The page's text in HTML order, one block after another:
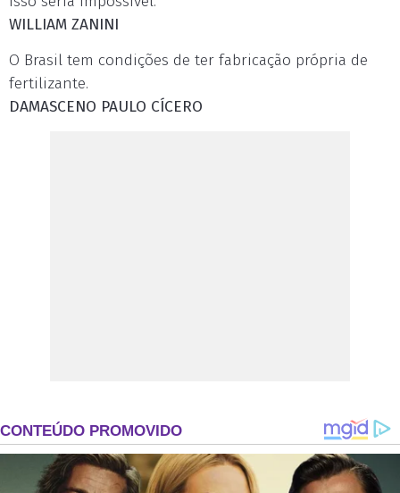
WILLIAM ZANINI
O Brasil tem condições de ter fabricação própria de
fertilizante.
DAMASCENO PAULO CÍCERO